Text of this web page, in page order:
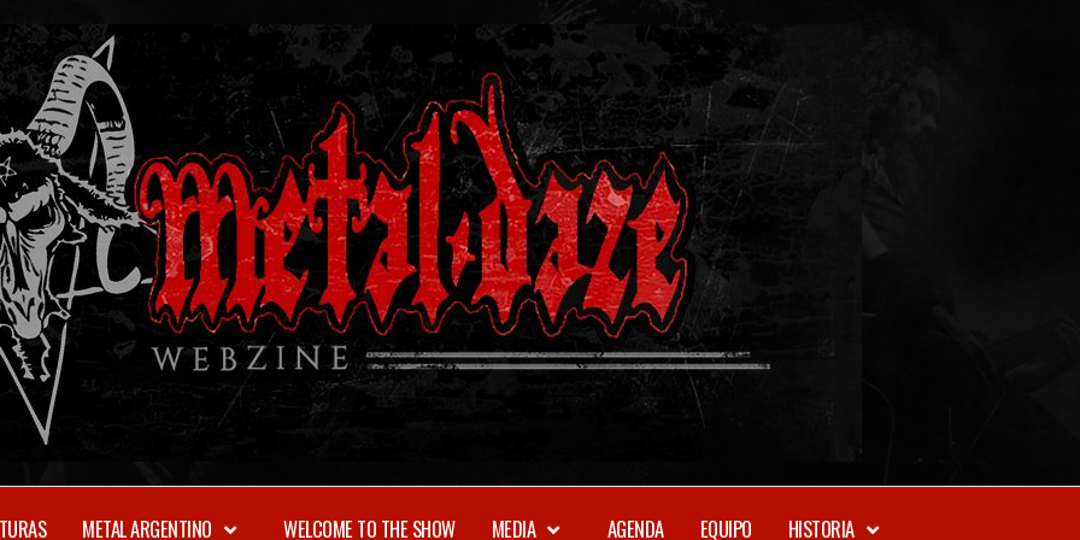
METAL ARGENTINO WELCOME TO THE SHOW MEDIA AGENDA EQUIPO HISTORIA